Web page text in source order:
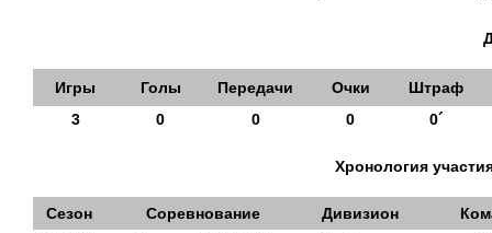
Игры Голы Передачи Очки
Штраф
3
0 0 0 0´
Хронология
Сезон Соревнование Дивизион